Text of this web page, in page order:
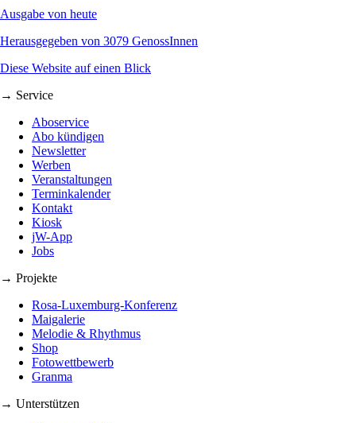
Ausgabe von heute
Herausgegeben von 3079 GenossInnen
Diese Website auf einen Blick
→ Service
Aboservice
Abo kündigen
Newsletter
Werben
Veranstaltungen
Terminkalender
Kontakt
Kiosk
jW-App
Jobs
→ Projekte
Rosa-Luxemburg-Konferenz
Maigalerie
Melodie & Rhythmus
Shop
Fotowettbewerb
Granma
→ Unterstützen